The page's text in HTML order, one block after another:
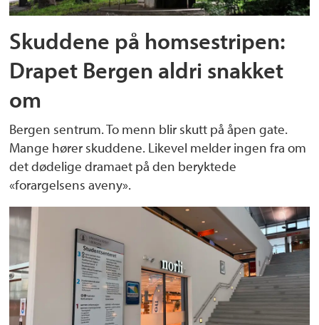
Skuddene på homsestripen:
Drapet Bergen aldri snakket
om
Bergen sentrum. To menn blir skutt på åpen gate.
Mange hører skuddene. Likevel melder ingen fra om
det dødelige dramaet på den beryktede
«forargelsens aveny».